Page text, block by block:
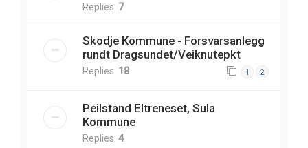
Replies: 7
Skodje Kommune - Forsvarsanlegg
rundt Dragsundet/Veiknutepkt
Replies: 18 1 2
Peilstand Eltreneset, Sula
Kommune
Replies: 4